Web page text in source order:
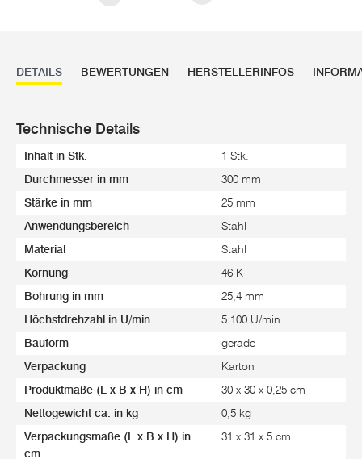
DETAILS BEWERTUNGEN HERSTELLERINFOS
Technische Details
Inhalt in Stk. 1 Stk.
Durchmesser in mm 300 mm
Stärke in mm 25 mm
Anwendungsbereich Stahl
Material Stahl
Körnung 46 K
Bohrung in mm 25,4 mm
Höchstdrehzahl in U/min. 5.100 U/min.
Bauform gerade
Verpackung Karton
Produktmaße (L x B x H) in cm 30 x 30 x 0,25 cm
Nettogewicht ca. in kg 0,5 kg
Verpackungsmaße (L x B x H) in
cm
31 x 31 x 5 cm